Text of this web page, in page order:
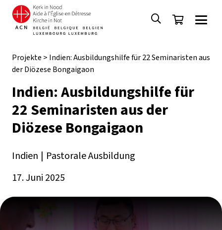
Projekte > Indien: Ausbildungshilfe für 22 Seminaristen aus
der Diözese Bongaigaon
Indien: Ausbildungshilfe für
22 Seminaristen aus der
Diözese Bongaigaon
Indien | Pastorale Ausbildung
17. Juni 2025